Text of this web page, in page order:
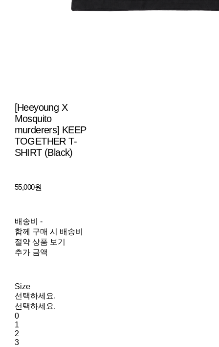
[Heeyoung X
Mosquito
murderers] KEEP
TOGETHER T-
SHIRT (Black)
55,000원
배송비 -
함께 구매 시 배송비
절약 상품 보기
추가 금액
Size
선택하세요.
선택하세요.
0
1
2
3